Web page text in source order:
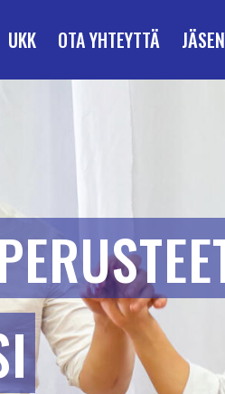
UKK OTA YHTEYTTÄ